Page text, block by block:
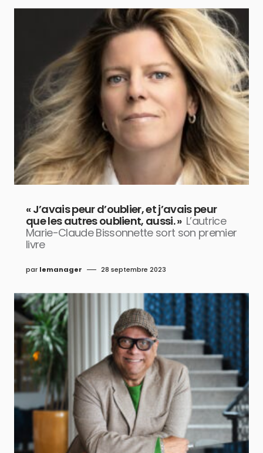
« J’avais peur d’oublier, et j’avais peur
que les autres oublient, aussi. » L’autrice
Marie-Claude Bissonnette sort son premier
livre
par lemanager 28 septembre 2023